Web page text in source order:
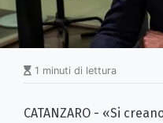
1 minuti di lettura
CATANZARO - «Si